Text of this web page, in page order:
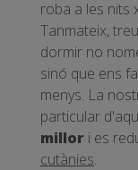
roba a les nits
Tanmateix,
dormir no
sinó que ens
menys. La
particular
millor i es
cutànies.